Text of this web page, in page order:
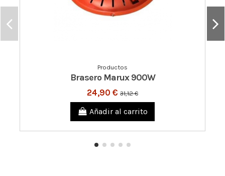
Productos
Brasero Marux 900W
24,90 € 31,12 €
Añadir al carrito